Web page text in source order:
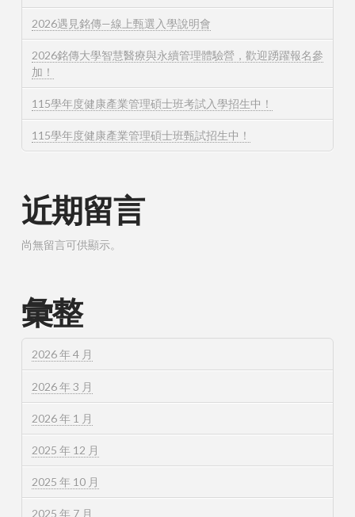
2026遇見銘傳—線上甄選入學說明會
2026銘傳大學智慧醫療與永續管理體驗營，歡迎踴躍報名參
加！
115學年度健康產業管理碩士班考試入學招生中！
115學年度健康產業管理碩士班甄試招生中！
近期留言
尚無留言可供顯示。
彙整
2026 年 4 月
2026 年 3 月
2026 年 1 月
2025 年 12 月
2025 年 10 月
2025 年 7 月